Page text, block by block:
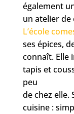
également
un atelier de
L’école
ses épices,
connaît. Elle
tapis et
peu
de chez elle.
cuisine :